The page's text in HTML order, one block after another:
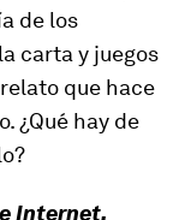
de los
carta y juegos
que hace
¿Qué hay de
Internet,